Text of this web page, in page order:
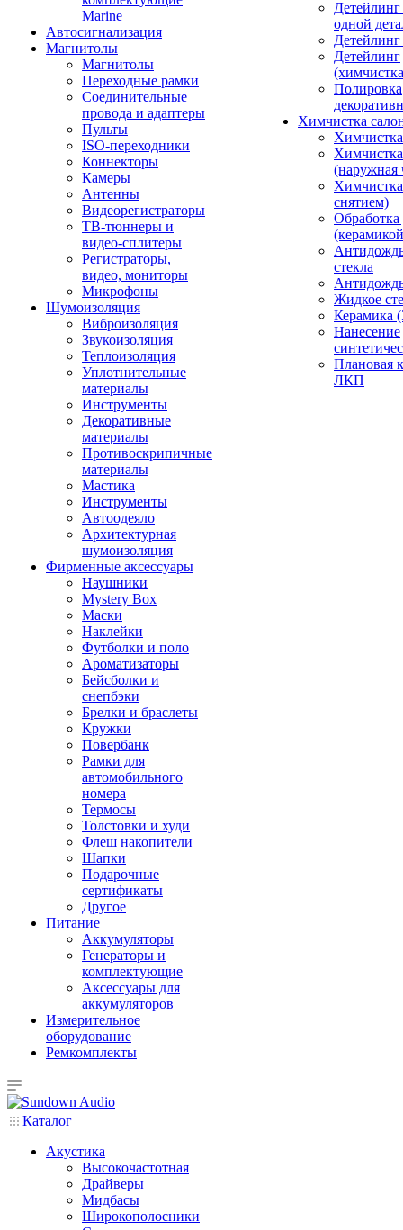
Marine
Автосигнализация
Магнитолы
Магнитолы
Переходные рамки
Соединительные
провода и адаптеры
Пульты
ISO-переходники
Коннекторы
Камеры
Антенны
Видеорегистраторы
ТВ-тюннеры и
видео-сплитеры
Регистраторы,
видео, мониторы
Микрофоны
Шумоизоляция
Виброизоляция
Звукоизоляция
Теплоизоляция
Уплотнительные
материалы
Инструменты
Декоративные
материалы
Противоскрипичные
материалы
Мастика
Инструменты
Автоодеяло
Архитектурная
шумоизоляция
Фирменные аксессуары
Наушники
Mystery Box
Маски
Наклейки
Футболки и поло
Ароматизаторы
Бейсболки и
снепбэки
Брелки и браслеты
Кружки
Повербанк
Рамки для
автомобильного
номера
Термосы
Толстовки и худи
Флеш накопители
Шапки
Подарочные
сертификаты
Другое
Питание
Аккумуляторы
Генераторы и
комплектующие
Аксессуары для
аккумуляторов
Измерительное
оборудование
Ремкомплекты
одной
Детейлинг
Полировка
Химчистка
(наружная
снятием)
Обработка
стекла
Жидкое
Керамика
Нанесение
Плановая
ЛКП
Каталог
Акустика
Высокочастотная
Драйверы
Мидбасы
Широкополосники